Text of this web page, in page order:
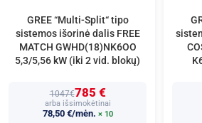
GREE “Multi-Split“ tipo
sistemos išorinė dalis FREE
MATCH GWHD(18)NK6OO
5,3/5,56 kW (iki 2 vid. blokų)
1047€785 €
arba išsimokėtinai
78,50 €/mėn. × 10